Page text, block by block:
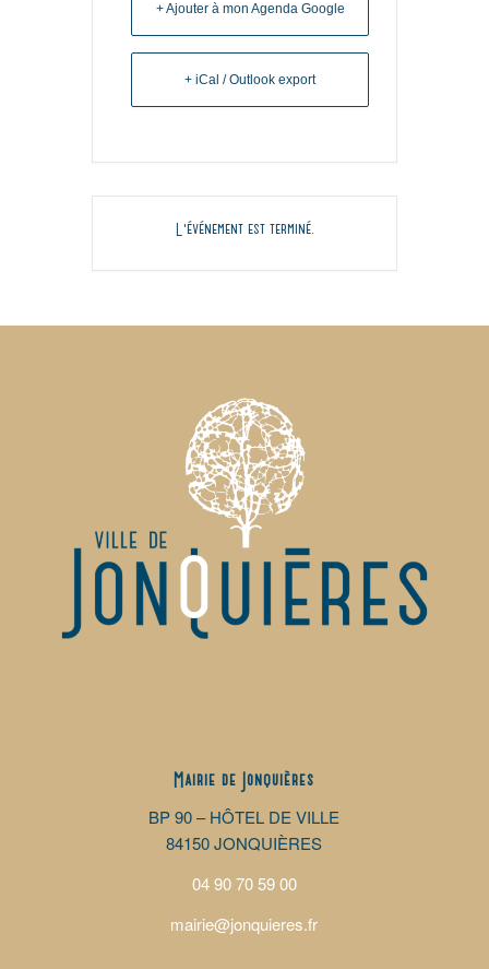
+ Ajouter à mon Agenda Google
+ iCal / Outlook export
L'événement est terminé.
Mairie de Jonquières
BP 90 – HÔTEL DE VILLE
84150 JONQUIÈRES
04 90 70 59 00
mairie@jonquieres.fr